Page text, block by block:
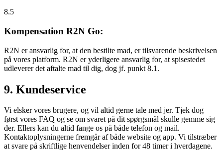
8.5
Kompensation R2N Go:
R2N er ansvarlig for, at den bestilte mad, er tilsvarende beskrivelsen
på vores platform. R2N er yderligere ansvarlig for, at spisestedet
udleverer det aftalte mad til dig, dog jf. punkt 8.1.
9. Kundeservice
Vi elsker vores brugere, og vil altid gerne tale med jer. Tjek dog
først vores FAQ og se om svaret på dit spørgsmål skulle gemme sig
der. Ellers kan du altid fange os på både telefon og mail.
Kontaktoplysningerne fremgår af både website og app. Vi tilstræber
at svare på skriftlige henvendelser inden for 48 timer i hverdagene.